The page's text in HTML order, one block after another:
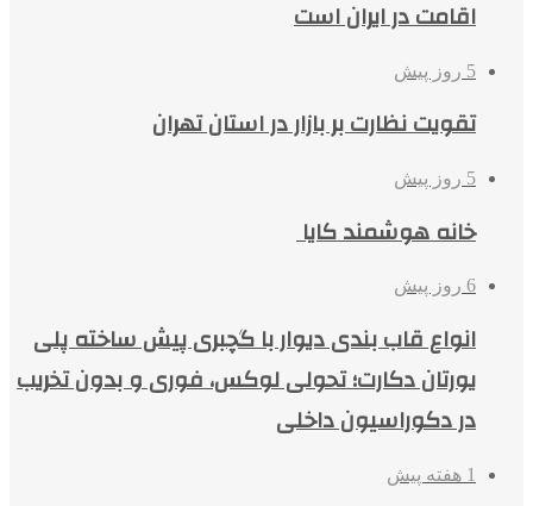
اقامت در ایران است
5 روز پیش
تقویت نظارت بر بازار در استان تهران
5 روز پیش
خانه هوشمند کایا
6 روز پیش
انواع قاب بندی دیوار با گچبری پیش ساخته پلی
یورتان دکارت؛ تحولی لوکس، فوری و بدون تخریب
در دکوراسیون داخلی
1 هفته پیش